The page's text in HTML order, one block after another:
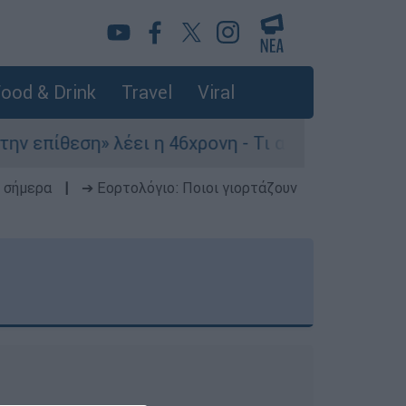
& Drink Travel Viral
λέει η 46χρονη - Τι αποκάλυψε στους
➔ Εορτολόγιο: Ποιοι γιορτάζουν